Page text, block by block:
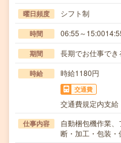
曜日頻度 シフト制
時間 06:55～
期間 長期でお仕事でき
時給 時給1180円
交通費
交通費規定内支給
仕事内容
自動梱包機作業
断・加工・包装